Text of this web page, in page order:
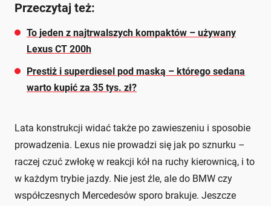
Przeczytaj też:
To jeden z najtrwalszych kompaktów – używany
Lexus CT 200h
Prestiż i superdiesel pod maską – którego sedana
warto kupić za 35 tys. zł?
Lata konstrukcji widać także po zawieszeniu i sposobie
prowadzenia. Lexus nie prowadzi się jak po sznurku –
raczej czuć zwłokę w reakcji kół na ruchy kierownicą, i to
w każdym trybie jazdy. Nie jest źle, ale do BMW czy
współczesnych Mercedesów sporo brakuje. Jeszcze